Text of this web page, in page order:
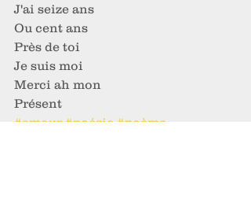
J'ai seize ans
Ou cent ans
Près de toi
Je suis moi
Merci ah mon
Présent
#amour #poésie #poème